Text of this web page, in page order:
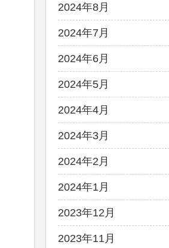
2024年8月
2024年7月
2024年6月
2024年5月
2024年4月
2024年3月
2024年2月
2024年1月
2023年12月
2023年11月